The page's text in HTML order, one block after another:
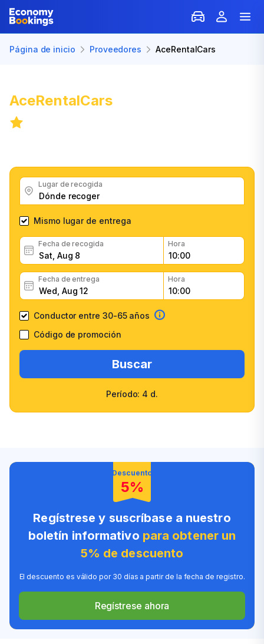
Página de inicio Proveedores AceRentalCars
AceRentalCars
Lugar de recogida
Mismo lugar de entrega
Fecha de recogida Hora
Fecha de entrega Hora
Conductor entre 30-65 años
Código de promoción
Buscar
Período: 4 d.
Descuento
5%
Regístrese y suscríbase a nuestro
boletín informativo para obtener un
5% de descuento
El descuento es válido por 30 días a partir de la fecha de registro.
Regístrese ahora